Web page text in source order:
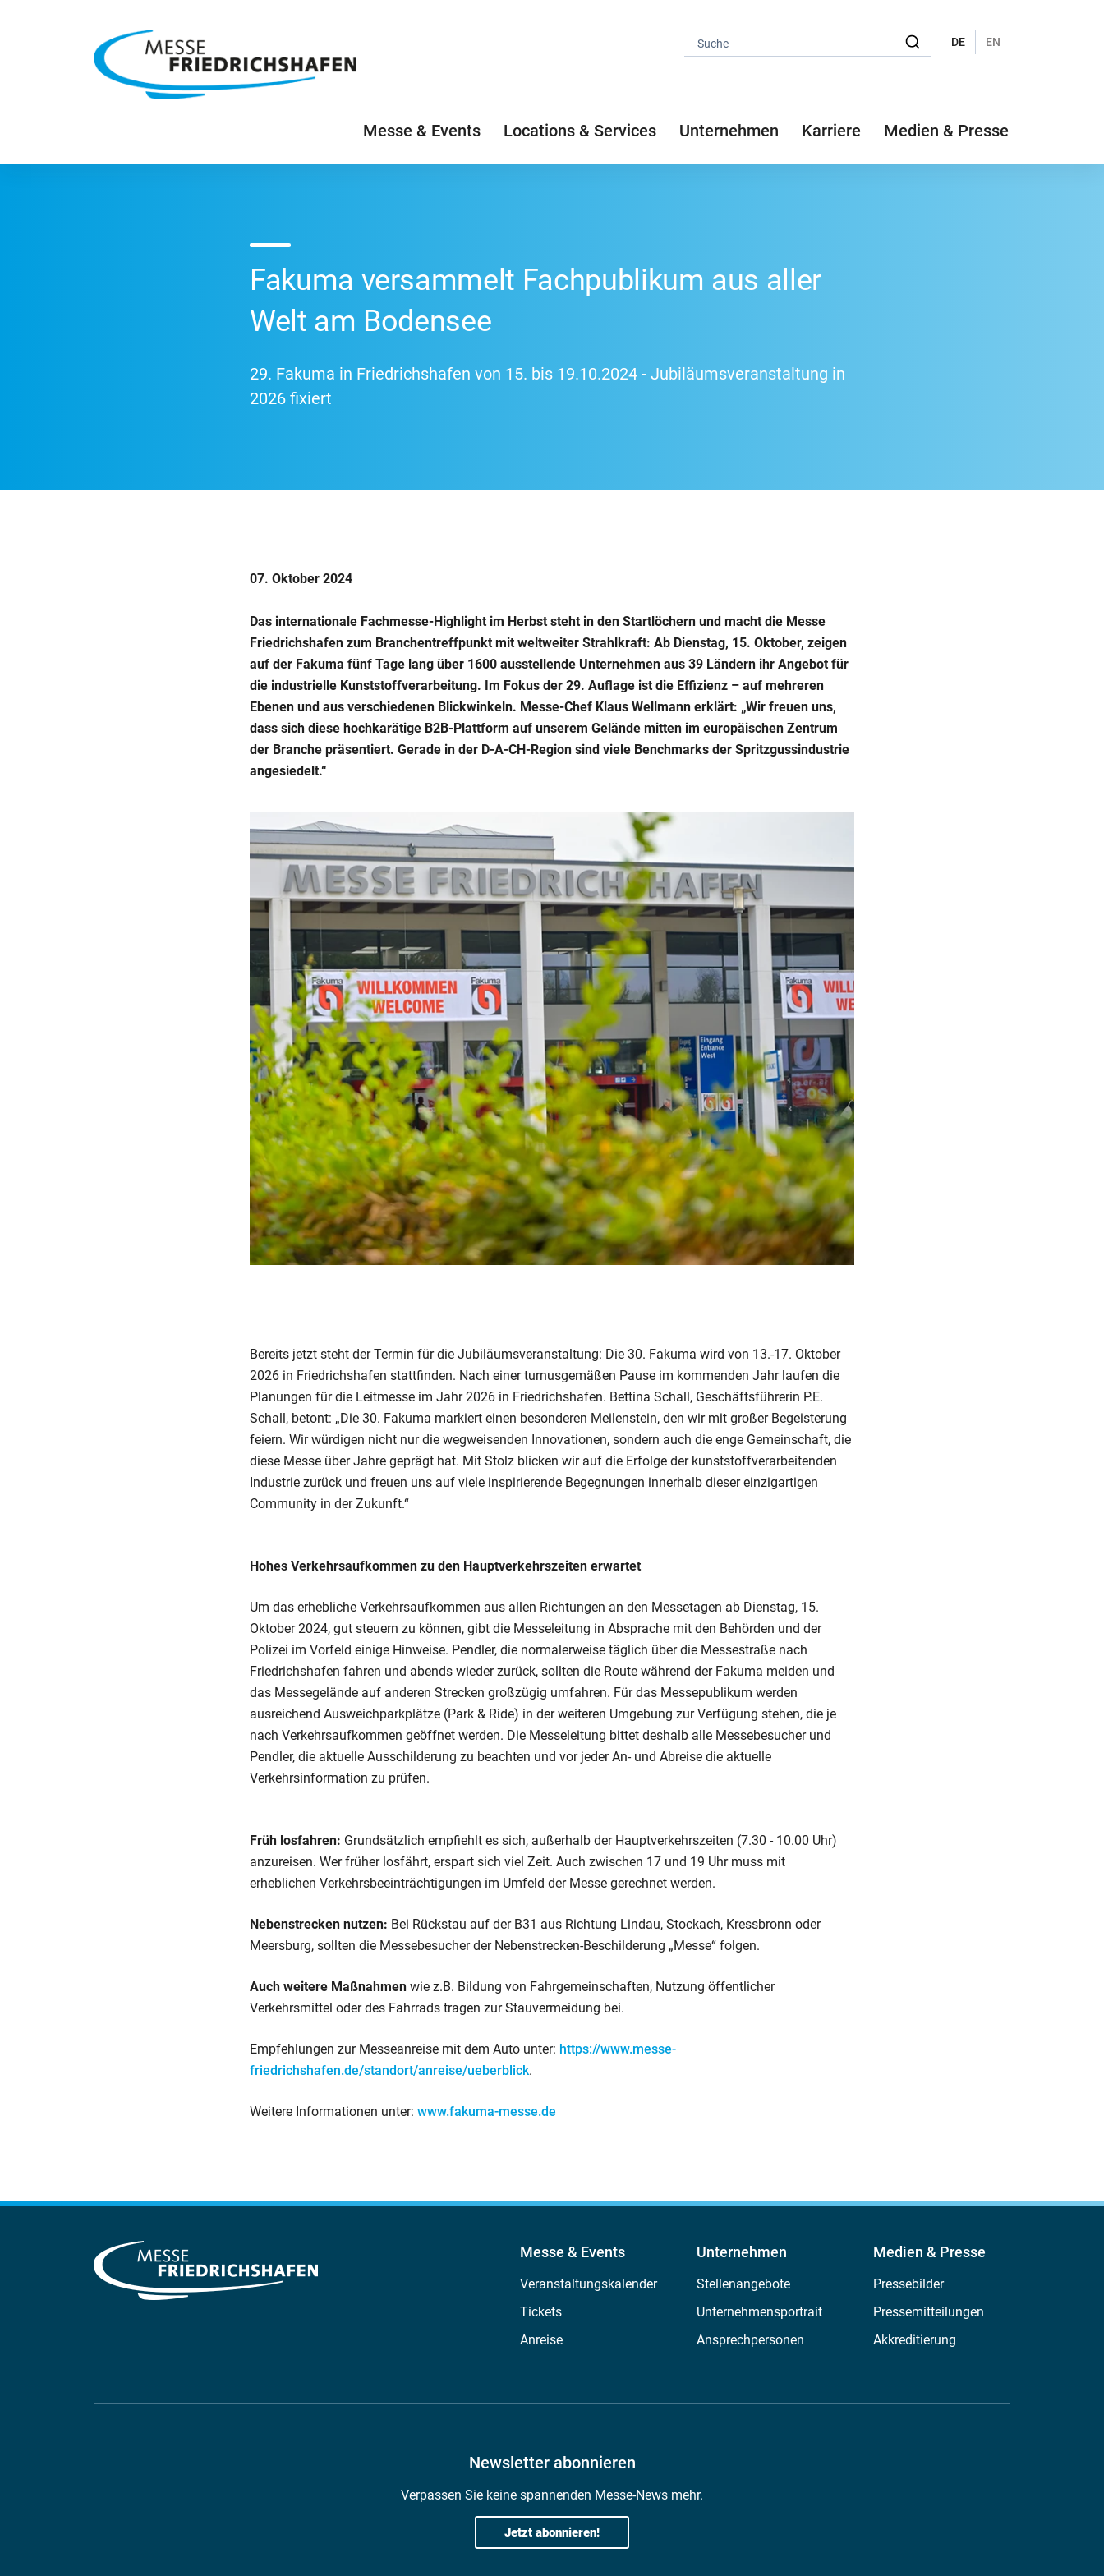
DE EN
Messe & Events Locations & Services Unternehmen Karriere Medien & Presse
Fakuma versammelt Fachpublikum aus aller
Welt am Bodensee
29. Fakuma in Friedrichshafen von 15. bis 19.10.2024 - Jubiläumsveranstaltung in
2026 fixiert
07. Oktober 2024
Das internationale Fachmesse-Highlight im Herbst steht in den Startlöchern und macht die Messe
Friedrichshafen zum Branchentreffpunkt mit weltweiter Strahlkraft: Ab Dienstag, 15. Oktober, zeigen
auf der Fakuma fünf Tage lang über 1600 ausstellende Unternehmen aus 39 Ländern ihr Angebot für
die industrielle Kunststoffverarbeitung. Im Fokus der 29. Auflage ist die Effizienz – auf mehreren
Ebenen und aus verschiedenen Blickwinkeln. Messe-Chef Klaus Wellmann erklärt: „Wir freuen uns,
dass sich diese hochkarätige B2B-Plattform auf unserem Gelände mitten im europäischen Zentrum
der Branche präsentiert. Gerade in der D-A-CH-Region sind viele Benchmarks der Spritzgussindustrie
angesiedelt.“
Bereits jetzt steht der Termin für die Jubiläumsveranstaltung: Die 30. Fakuma wird von 13.-17. Oktober
2026 in Friedrichshafen stattfinden. Nach einer turnusgemäßen Pause im kommenden Jahr laufen die
Planungen für die Leitmesse im Jahr 2026 in Friedrichshafen. Bettina Schall, Geschäftsführerin P.E.
Schall, betont: „Die 30. Fakuma markiert einen besonderen Meilenstein, den wir mit großer Begeisterung
feiern. Wir würdigen nicht nur die wegweisenden Innovationen, sondern auch die enge Gemeinschaft, die
diese Messe über Jahre geprägt hat. Mit Stolz blicken wir auf die Erfolge der kunststoffverarbeitenden
Industrie zurück und freuen uns auf viele inspirierende Begegnungen innerhalb dieser einzigartigen
Community in der Zukunft.“
Hohes Verkehrsaufkommen zu den Hauptverkehrszeiten erwartet
Um das erhebliche Verkehrsaufkommen aus allen Richtungen an den Messetagen ab Dienstag, 15.
Oktober 2024, gut steuern zu können, gibt die Messeleitung in Absprache mit den Behörden und der
Polizei im Vorfeld einige Hinweise. Pendler, die normalerweise täglich über die Messestraße nach
Friedrichshafen fahren und abends wieder zurück, sollten die Route während der Fakuma meiden und
das Messegelände auf anderen Strecken großzügig umfahren. Für das Messepublikum werden
ausreichend Ausweichparkplätze (Park & Ride) in der weiteren Umgebung zur Verfügung stehen, die je
nach Verkehrsaufkommen geöffnet werden. Die Messeleitung bittet deshalb alle Messebesucher und
Pendler, die aktuelle Ausschilderung zu beachten und vor jeder An- und Abreise die aktuelle
Verkehrsinformation zu prüfen.
Früh losfahren: Grundsätzlich empfiehlt es sich, außerhalb der Hauptverkehrszeiten (7.30 - 10.00 Uhr)
anzureisen. Wer früher losfährt, erspart sich viel Zeit. Auch zwischen 17 und 19 Uhr muss mit
erheblichen Verkehrsbeeinträchtigungen im Umfeld der Messe gerechnet werden.
Nebenstrecken nutzen: Bei Rückstau auf der B31 aus Richtung Lindau, Stockach, Kressbronn oder
Meersburg, sollten die Messebesucher der Nebenstrecken-Beschilderung „Messe“ folgen.
Auch weitere Maßnahmen wie z.B. Bildung von Fahrgemeinschaften, Nutzung öffentlicher
Verkehrsmittel oder des Fahrrads tragen zur Stauvermeidung bei.
Empfehlungen zur Messeanreise mit dem Auto unter: https://www.messe-
friedrichshafen.de/standort/anreise/ueberblick.
Weitere Informationen unter: www.fakuma-messe.de
Messe & Events
Veranstaltungskalender
Tickets
Anreise
Unternehmen
Stellenangebote
Unternehmensportrait
Ansprechpersonen
Medien & Presse
Pressebilder
Pressemitteilungen
Akkreditierung
Newsletter abonnieren
Verpassen Sie keine spannenden Messe-News mehr.
Jetzt abonnieren!